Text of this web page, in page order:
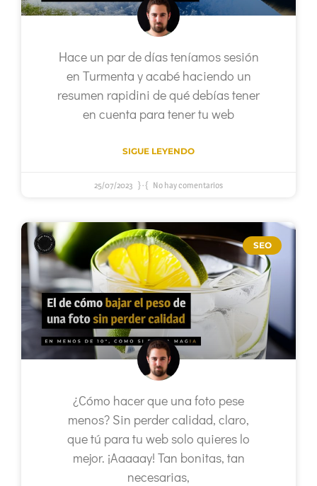
Hace un par de días teníamos sesión
en Turmenta y acabé haciendo un
resumen rapidini de qué debías tener
en cuenta para tener tu web
SIGUE LEYENDO
25/07/2023 No hay comentarios
SEO
¿Cómo hacer que una foto pese
menos? Sin perder calidad, claro,
que tú para tu web solo quieres lo
mejor. ¡Aaaaay! Tan bonitas, tan
necesarias,